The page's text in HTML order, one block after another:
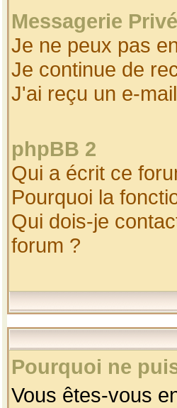
Messagerie
Je ne peux pas
Je continue de
J'ai reçu un e-
phpBB 2
Qui a écrit ce
Pourquoi la
Qui dois-je
forum ?
Pourquoi ne
Vous êtes-vous